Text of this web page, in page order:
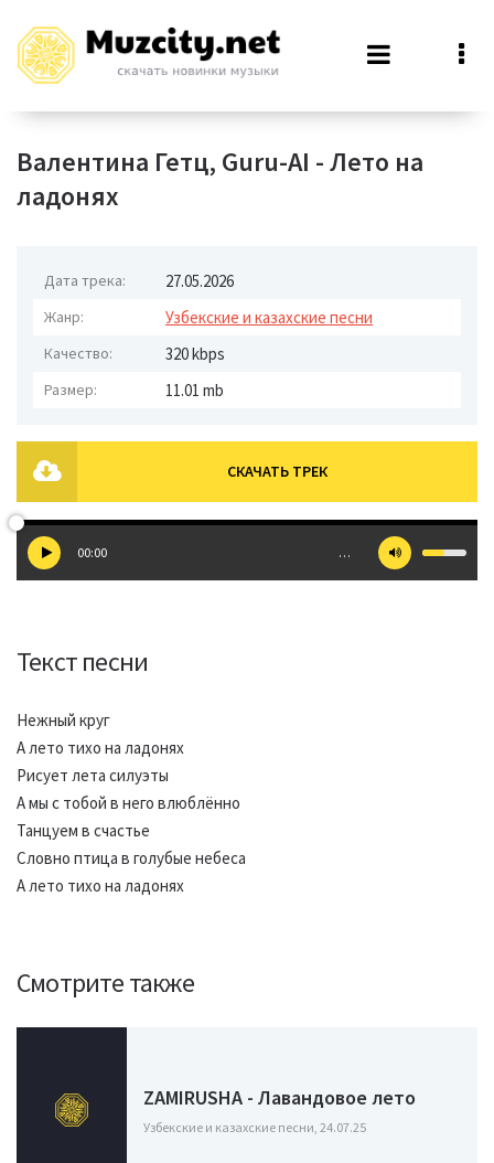
Валентина Гетц, Guru-AI - Лето на
ладонях
Дата трека: 27.05.2026
Жанр: Узбекские и казахские песни
Качество: 320 kbps
Размер: 11.01 mb
СКАЧАТЬ ТРЕК
00:00 …
Текст песни
Нежный круг
А лето тихо на ладонях
Рисует лета силуэты
А мы с тобой в него влюблённо
Танцуем в счастье
Словно птица в голубые небеса
А лето тихо на ладонях
Смотрите также
ZAMIRUSHA - Лавандовое лето
Узбекские и казахские песни, 24.07.25